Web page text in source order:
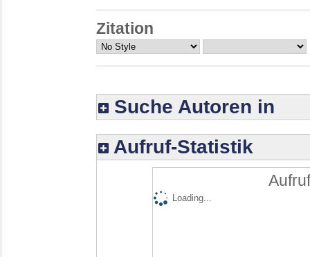
Zitation
Suche Autoren in
Aufruf-Statistik
Loading...